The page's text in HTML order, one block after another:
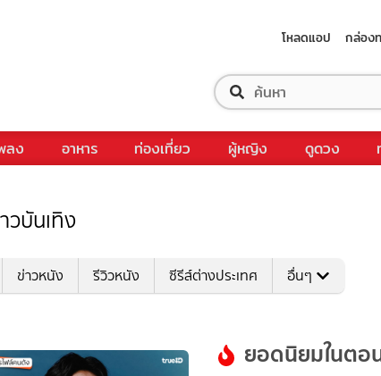
โหลดแอป กล่อง
ลง อาหาร ท่องเที่ยว ผู้หญิง ดูดวง
วบันเทิง
ข่าวหนัง รีวิวหนัง ซีรีส์ต่างประเทศ อื่นๆ
ยอดนิยมในตอ